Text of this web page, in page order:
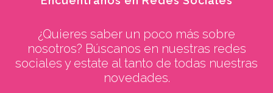
¿Quieres saber un poco más sobre
nosotros? Búscanos en nuestras redes
sociales y estate al tanto de todas nuestras
novedades.